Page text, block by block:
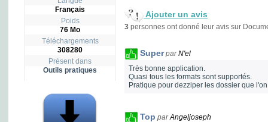
Français
Poids
76 Mo
Téléchargements
308280
Présent dans
Outils pratiques
Ajouter un avis
3 personnes ont donné leur avis sur
Super parN'el
Très bonne application.
Quasi tous les formats sont supportés.
Pratique pour dezziper les dossier que
Top parAngeljoseph